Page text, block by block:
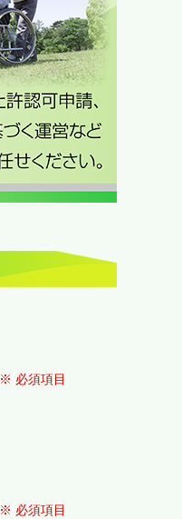
※ 必須項目
※ 必須項目